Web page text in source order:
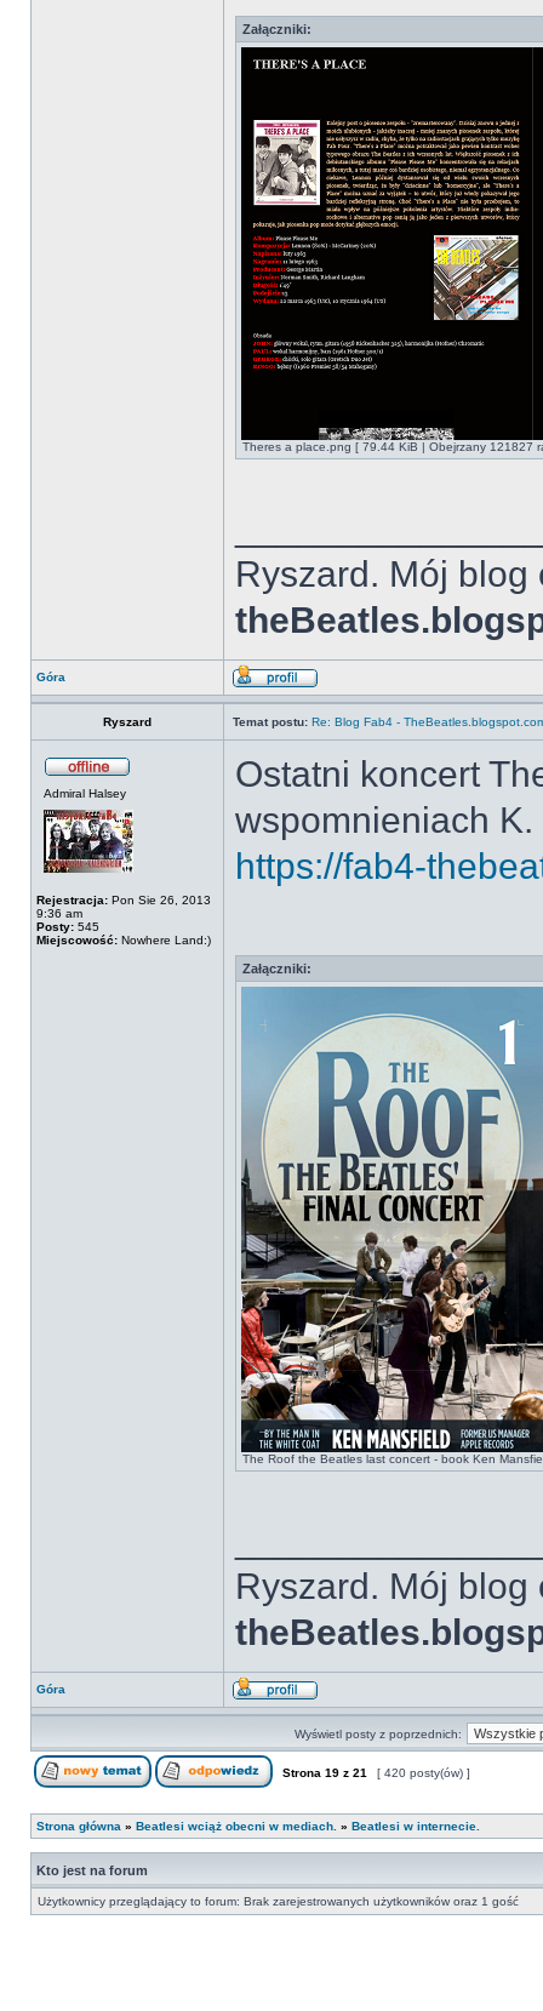
Załączniki:
Theres a place.png [ 79.44 KiB | Obejrzany 121827
Ryszard. Mój
Góra
Ryszard Temat postu: Re: Blog Fab4 -
Admiral Halsey
Rejestracja: Pon Sie 26, 2013
9:36 am
Posty: 545
Miejscowość: Nowhere Land:)
Ostatni koncert
wspomnieniach
https://fab4-
Załączniki:
The Roof the Beatles last concert - book Ken
Ryszard. Mój
Góra
Wyświetl posty z poprzednich:
Strona 19 z 21 [ 420 posty(ów) ]
Strona główna » Beatlesi wciąż obecni w mediach. » Beatlesi w internecie.
Kto jest na forum
Użytkownicy przeglądający to forum: Brak zarejestrowanych użytkowników oraz 1 gość